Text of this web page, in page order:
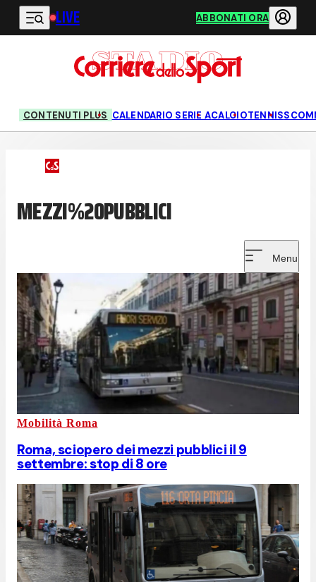
Vai al contenuto principale
LIVE ABBONATI ORA
CONTENUTI PLUS CALENDARIO SERIE ACALCIOTENNIS
MEZZI%20PUBBLICI
Menu
Mobilità Roma
Roma, sciopero dei mezzi pubblici il 9
settembre: stop di 8 ore